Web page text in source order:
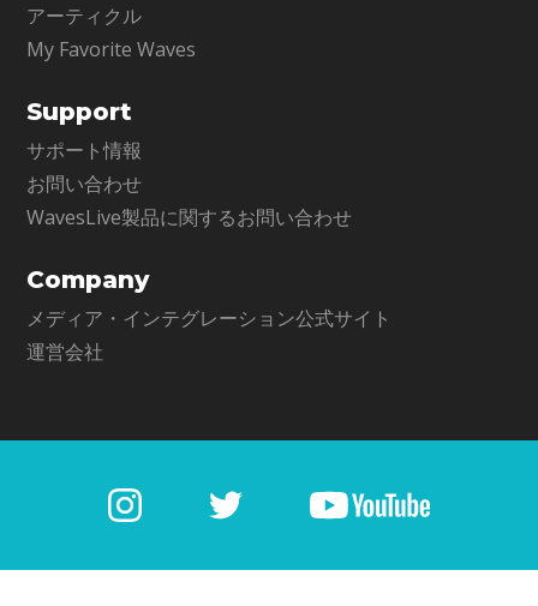
アーティクル
My Favorite Waves
Support
サポート情報
お問い合わせ
WavesLive製品に関するお問い合わせ
Company
メディア・インテグレーション公式サイト
運営会社